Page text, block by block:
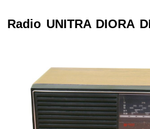
Radio UNITRA DIORA